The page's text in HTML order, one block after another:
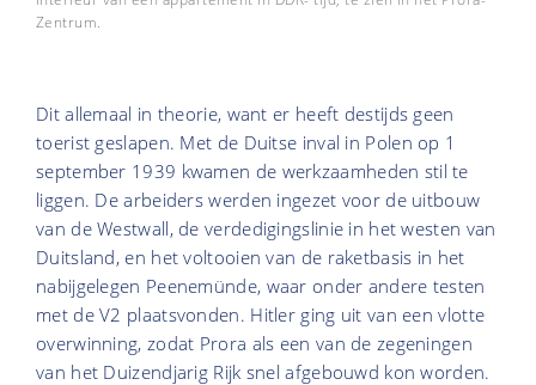
Zentrum.
Dit allemaal in theorie, want er heeft destijds geen
toerist geslapen. Met de Duitse inval in Polen op 1
september 1939 kwamen de werkzaamheden stil te
liggen. De arbeiders werden ingezet voor de uitbouw
van de Westwall, de verdedigingslinie in het westen van
Duitsland, en het voltooien van de raketbasis in het
nabijgelegen Peenemünde, waar onder andere testen
met de V2 plaatsvonden. Hitler ging uit van een vlotte
overwinning, zodat Prora als een van de zegeningen
van het Duizendjarig Rijk snel afgebouwd kon worden.